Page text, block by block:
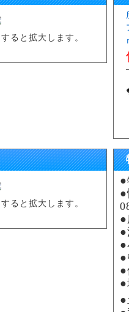
ると拡大します。
ると拡大します。
●
●
●
●
●
●
●
●
●